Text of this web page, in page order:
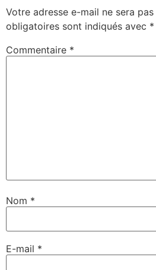
Votre adresse e-mail ne sera pas
obligatoires sont indiqués avec *
Commentaire *
Nom *
E-mail *